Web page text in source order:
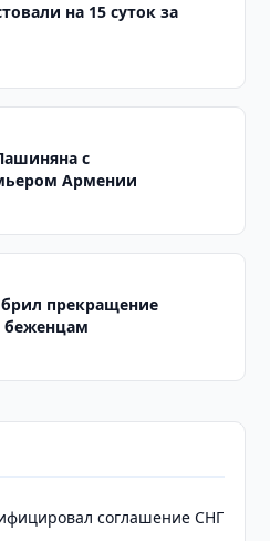
на 15 суток за
с
Армении
прекращение
соглашение СНГ